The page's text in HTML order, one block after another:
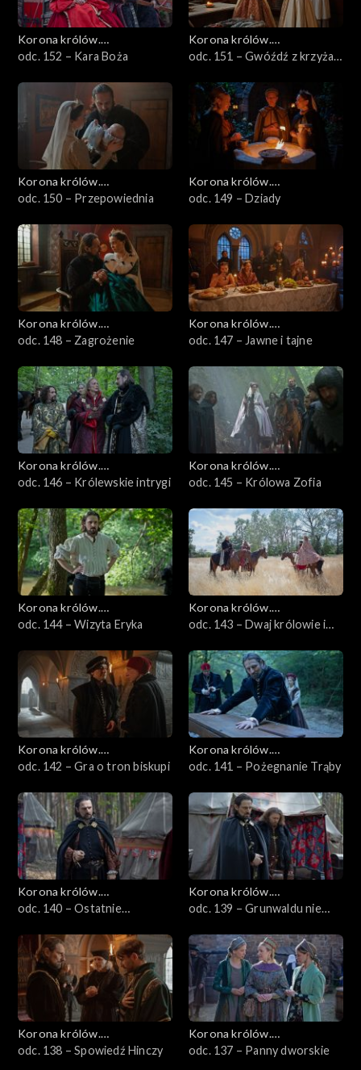
Korona królów.
Jagiellonowie
odc. 152 – Kara Boża
Korona królów.
Jagiellonowie
odc. 151 – Gwóźdź z krzyża
Korona królów.
Jagiellonowie
odc. 150 – Przepowiednia
Korona królów.
Jagiellonowie
odc. 149 – Dziady
Korona królów.
Jagiellonowie
odc. 148 – Zagrożenie
Korona królów.
Jagiellonowie
odc. 147 – Jawne i tajne
Korona królów.
Jagiellonowie
odc. 146 – Królewskie intrygi
Korona królów.
Jagiellonowie
odc. 145 – Królowa Zofia
Korona królów.
Jagiellonowie
odc. 144 – Wizyta Eryka
Korona królów.
Jagiellonowie
odc. 143 – Dwaj królowie i
Korona królów.
Jagiellonowie
odc. 142 – Gra o tron biskupi
Korona królów.
Jagiellonowie
odc. 141 – Pożegnanie Trąby
Korona królów.
Jagiellonowie
odc. 140 – Ostatnie
Korona królów.
Jagiellonowie
odc. 139 – Grunwaldu nie
Korona królów.
Jagiellonowie
odc. 138 – Spowiedź Hinczy
Korona królów.
Jagiellonowie
odc. 137 – Panny dworskie